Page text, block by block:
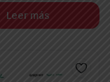
Leer más